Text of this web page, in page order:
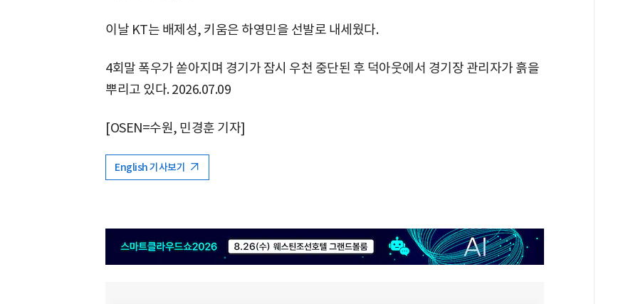
이날 KT는 배제성, 키움은 하영민을 선발로 내세웠다.
4회말 폭우가 쏟아지며 경기가 잠시 우천 중단된 후 덕아웃에서 경기장 관리자가 흙을
뿌리고 있다. 2026.07.09
[OSEN=수원, 민경훈 기자]
English 기사보기